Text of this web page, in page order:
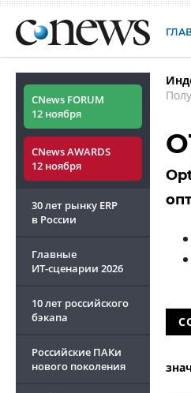
CNews FORUM
12 ноября
CNews AWARDS
12 ноября
30 лет рынку ERP
в России
Главные
ИТ-сценарии 2026
10 лет российского
бэкапа
Российские ПАКи
нового поколения